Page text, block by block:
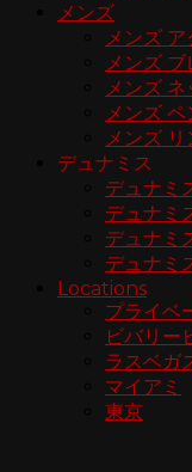
メンズ
メンズ
メンズ ブ
メンズ ネ
メンズ ペ
メンズ リ
デュナミス
デュナ
デュナミ
デュナミ
デュナ
Locations
プライベ
ビバリー
ラスベガ
マイアミ
東京